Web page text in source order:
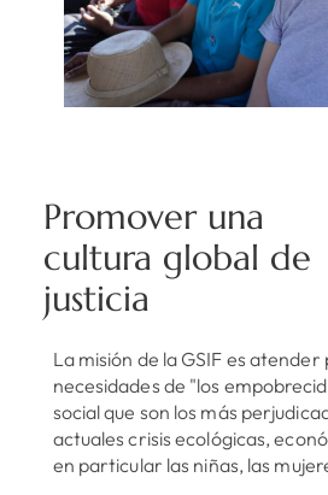
Promover una
cultura global de
justicia
La misión de la GSIF es
necesidades de "los
social que son los más
actuales crisis ecológicas,
en particular las niñas, las